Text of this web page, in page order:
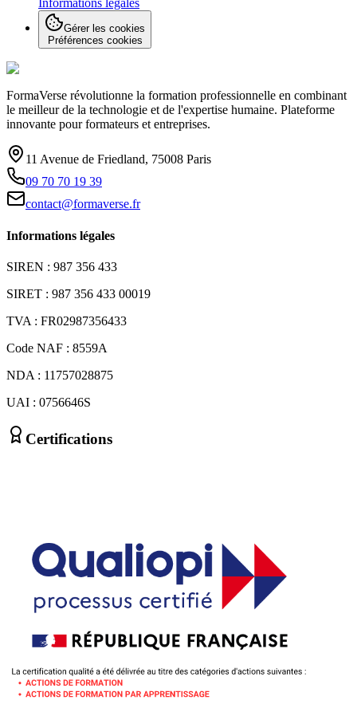
Informations légales
Gérer les cookies
Préférences cookies
FormaVerse révolutionne la formation professionnelle en combinant
le meilleur de la technologie et de l'expertise humaine. Plateforme
innovante pour formateurs et entreprises.
11 Avenue de Friedland, 75008 Paris
09 70 70 19 39
contact@formaverse.fr
Informations légales
SIREN : 987 356 433
SIRET : 987 356 433 00019
TVA : FR02987356433
Code NAF : 8559A
NDA : 11757028875
UAI : 0756646S
Certifications